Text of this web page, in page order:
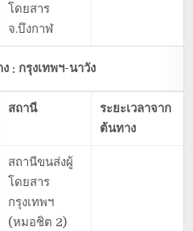
โดยสาร
จ.บึงกาฬ
: กรุงเทพฯ-นาวัง
สถานี
ระยะเวลาจาก
ต้นทาง
สถานีขนส่งผู้
โดยสาร
กรุงเทพฯ
(หมอชิต 2)